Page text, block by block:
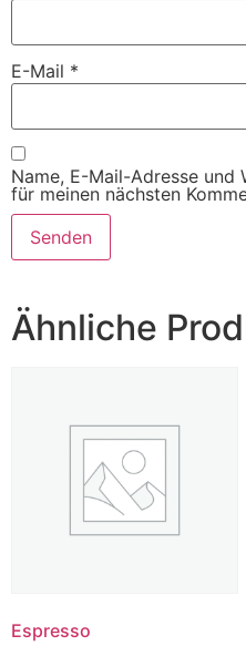
E-Mail *
Name, E-Mail-Adresse und
für meinen nächsten
Ähnliche
Espresso